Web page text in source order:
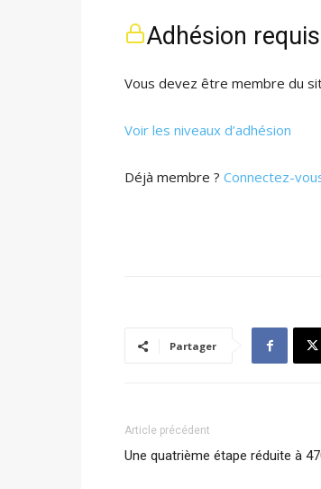
Adhésion
Vous devez être membre du
Voir les niveaux d’adhésion
Déjà membre ? Connectez-
Partager
Article précédent
Une quatrième étape réduite à